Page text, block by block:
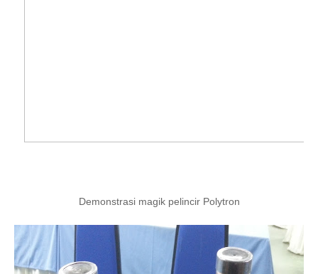
Demonstrasi magik pelincir Polytron